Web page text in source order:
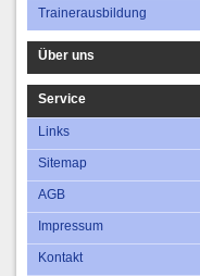
Trainerausbildung
Über uns
Service
Links
Sitemap
AGB
Impressum
Kontakt